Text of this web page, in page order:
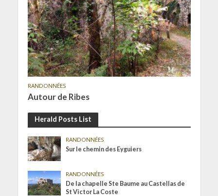
RANDONNÉES
Autour de Ribes
Herald Posts List
RANDONNÉES
Sur le chemin des Eyguiers
RANDONNÉES
De la chapelle Ste Baume au Castellas de
St Victor La Coste